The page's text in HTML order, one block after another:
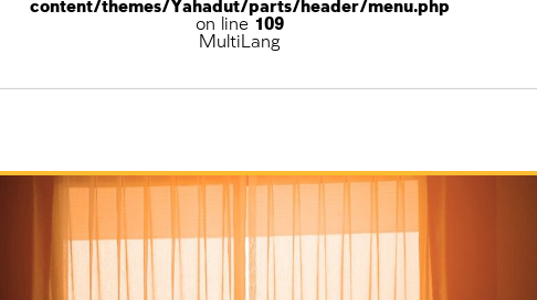
content/themes/Yahadut/parts/header/menu.php
on line 109
MultiLang